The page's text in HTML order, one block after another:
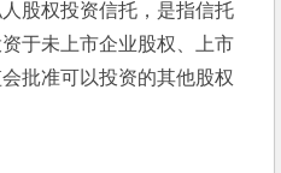
权投资信托，是指信托
于未上市企业股权、上市
批准可以投资的其他股权